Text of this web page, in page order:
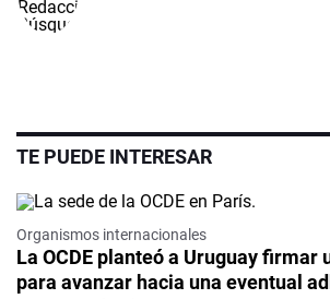
TE PUEDE INTERESAR
Organismos internacionales
La OCDE planteó a Uruguay firmar
para avanzar hacia una eventual